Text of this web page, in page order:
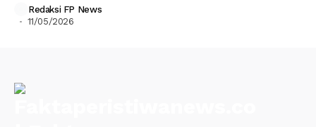
Redaksi FP News
11/05/2026